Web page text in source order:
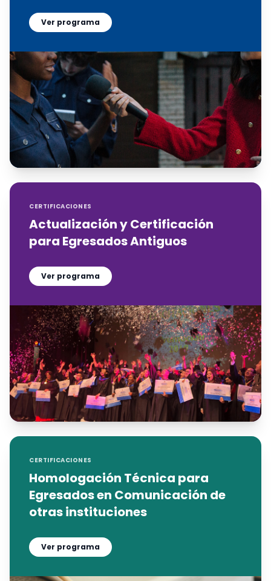
Ver programa
CERTIFICACIONES
Actualización y Certificación
para Egresados Antiguos
Ver programa
CERTIFICACIONES
Homologación Técnica para
Egresados en Comunicación de
otras instituciones
Ver programa